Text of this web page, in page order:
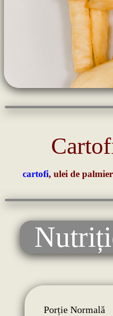
cartofi, ulei de palmier
Porție Normală